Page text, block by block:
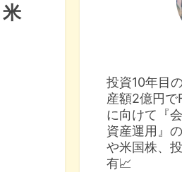
投資10年目
産額2億円で
に向けて『
資産運用』
や米国株、
有📈